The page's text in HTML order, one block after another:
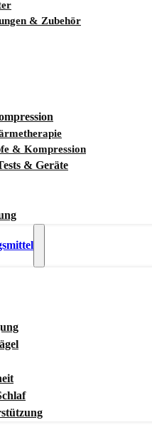
& Zubehör
& Kompression
& Geräte